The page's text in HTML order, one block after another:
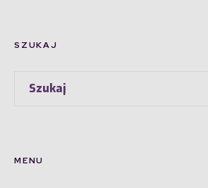
SZUKAJ
MENU